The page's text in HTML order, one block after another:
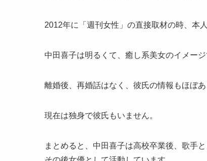
2012年に「週刊女性」の直接取材の時、本
中田喜子は明るくて、癒し系美女のイメー
離婚後、再婚話はなく、彼氏の情報もほぼあ
現在は独身で彼氏もいません。
まとめると、中田喜子は高校卒業後、歌手と